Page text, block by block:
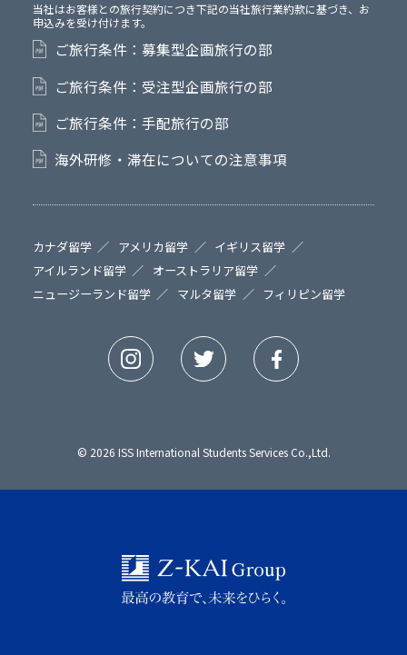
当社はお客様との旅行契約につき下記の当社旅行業約款に基づき、お
申込みを受け付けます。
ご旅行条件：募集型企画旅行の部
ご旅行条件：受注型企画旅行の部
ご旅行条件：手配旅行の部
海外研修・滞在についての注意事項
カナダ留学 アメリカ留学
イギリス留学
アイルランド留学
オーストラリア留学
ニュージーランド留学
マルタ留学 フィリピン留学
© 2026 ISS International Students Services Co.,Ltd.